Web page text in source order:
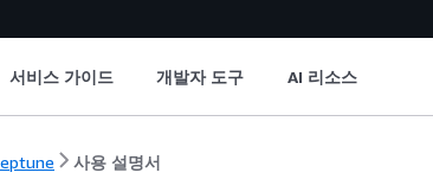
서비스 가이드 개발자 도구 AI 리소스
사용 설명서